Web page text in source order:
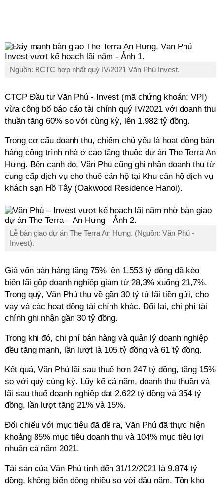
Nguồn: BCTC hợp nhất quý IV/2021 Văn Phú Invest.
CTCP Đầu tư Văn Phú - Invest (mã chứng khoán: VPI)
vừa công bố báo cáo tài chính quý IV/2021 với doanh thu
thuần tăng 60% so với cùng kỳ, lên 1.982 tỷ đồng.
Trong cơ cấu doanh thu, chiếm chủ yếu là hoạt động bán
hàng công trình nhà ở cao tầng thuộc dự án The Terra An
Hưng. Bên cạnh đó, Văn Phú cũng ghi nhận doanh thu từ
cung cấp dịch vụ cho thuê căn hộ tại Khu căn hộ dịch vụ
khách sạn Hồ Tây (Oakwood Residence Hanoi).
Lễ bàn giao dự án The Terra An Hưng. (Nguồn: Văn Phú -
Invest).
Giá vốn bán hàng tăng 75% lên 1.553 tỷ đồng đã kéo
biên lãi gộp doanh nghiệp giảm từ 28,3% xuống 21,7%.
Trong quý, Văn Phú thu về gần 30 tỷ từ lãi tiền gửi, cho
vay và các hoạt động tài chính khác. Đổi lại, chi phí tài
chính ghi nhận gần 30 tỷ đồng.
Trong khi đó, chi phí bán hàng và quản lý doanh nghiệp
đều tăng mạnh, lần lượt là 105 tỷ đồng và 61 tỷ đồng.
Kết quả, Văn Phú lãi sau thuế hơn 247 tỷ đồng, tăng 15%
so với quý cùng kỳ. Lũy kế cả năm, doanh thu thuần và
lãi sau thuế doanh nghiệp đạt 2.622 tỷ đồng và 354 tỷ
đồng, lần lượt tăng 21% và 15%.
Đối chiếu với mục tiêu đã đề ra, Văn Phú đã thực hiện
khoảng 85% mục tiêu doanh thu và 104% mục tiêu lợi
nhuận cả năm 2021.
Tài sản của Văn Phú tính đến 31/12/2021 là 9.874 tỷ
đồng, không biến động nhiều so với đầu năm. Tồn kho